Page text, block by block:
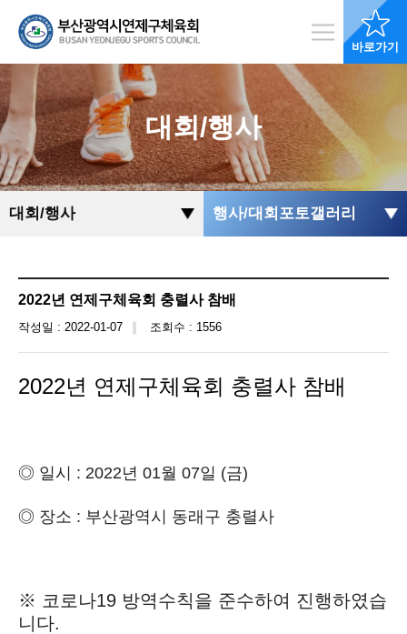
바로가기
대회/행사
대회/행사 행사/대회포토갤러리
2022년 연제구체육회 충렬사 참배
작성일 : 2022-01-07 조회수 : 1556
2022년 연제구체육회 충렬사 참배
◎ 일시 : 2022년 01월 07일 (금)
◎ 장소 : 부산광역시 동래구 충렬사
※ 코로나19 방역수칙을 준수하여 진행하였습
니다.